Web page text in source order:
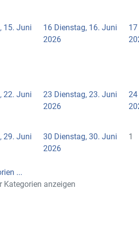
15. Juni
16 Dienstag, 16. Juni
2026
17
22. Juni
23 Dienstag, 23. Juni
2026
24
29. Juni
30 Dienstag, 30. Juni
2026
1
...
Kategorien anzeigen